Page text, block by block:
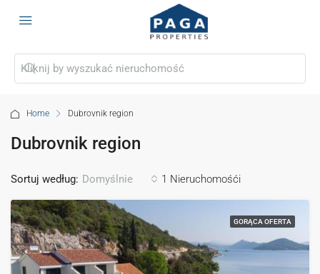
Home Dubrovnik region
Dubrovnik region
1 Nieruchomośći
Sortuj według: Domyślnie
GORĄCA OFERTA